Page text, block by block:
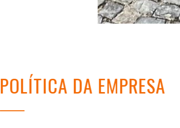
POLÍTICA DA EMPRESA